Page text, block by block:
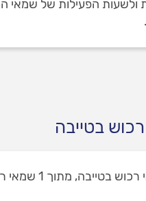
הפעילות של שמאי
בטייבה
באתר